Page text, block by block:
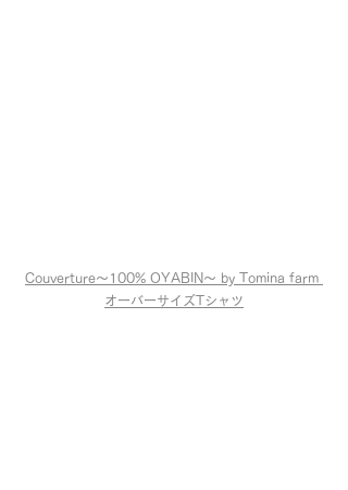
Couverture〜100% OYABIN〜 by Tomina farm
オーバーサイズTシャツ